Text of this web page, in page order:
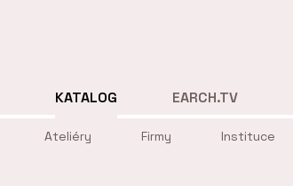
KATALOG
Ateliéry Firmy Instituce
EARCH.TV